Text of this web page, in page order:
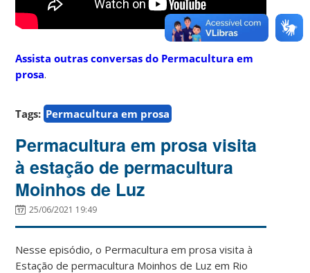
Assista outras conversas do Permacultura em
prosa.
Tags: Permacultura em prosa
Permacultura em prosa visita
à estação de permacultura
Moinhos de Luz
25/06/2021 19:49
Nesse episódio, o Permacultura em prosa visita à
Estação de permacultura Moinhos de Luz em Rio